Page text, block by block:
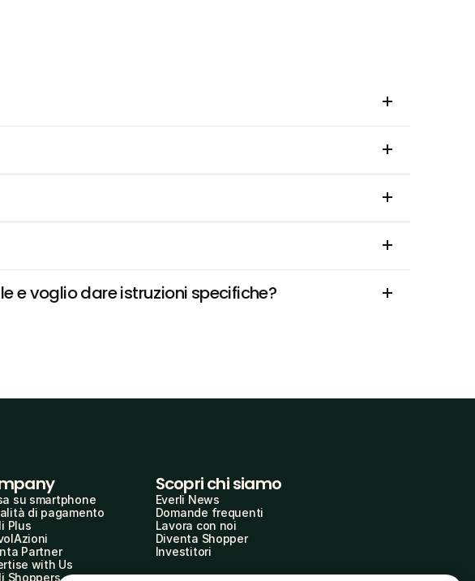
e voglio dare istruzioni specifiche?
su smartphone
di pagamento
Plus
Partner
with Us
Shoppers
Scopri chi siamo
Everli News
Domande frequenti
Lavora con noi
Diventa Shopper
Investitori